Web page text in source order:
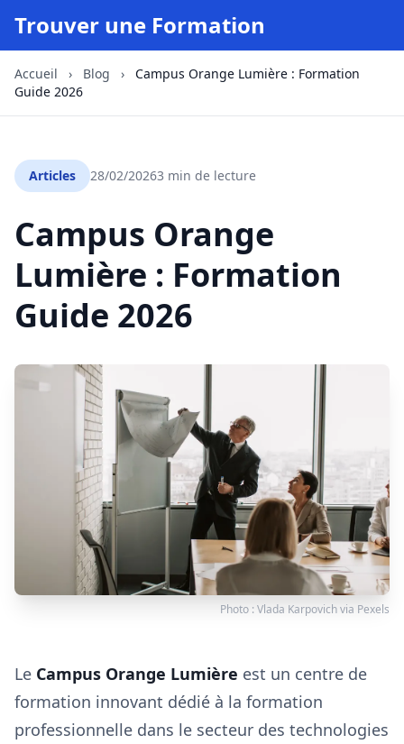
Trouver une Formation
Accueil › Blog ›
Campus Orange Lumière : Formation
Guide 2026
Articles 28/02/20263 min de lecture
Campus Orange
Lumière : Formation
Guide 2026
Photo :Vlada Karpovichvia Pexels
Le Campus Orange Lumière est un centre de
formation innovant dédié à la formation
professionnelle dans le secteur des technologies